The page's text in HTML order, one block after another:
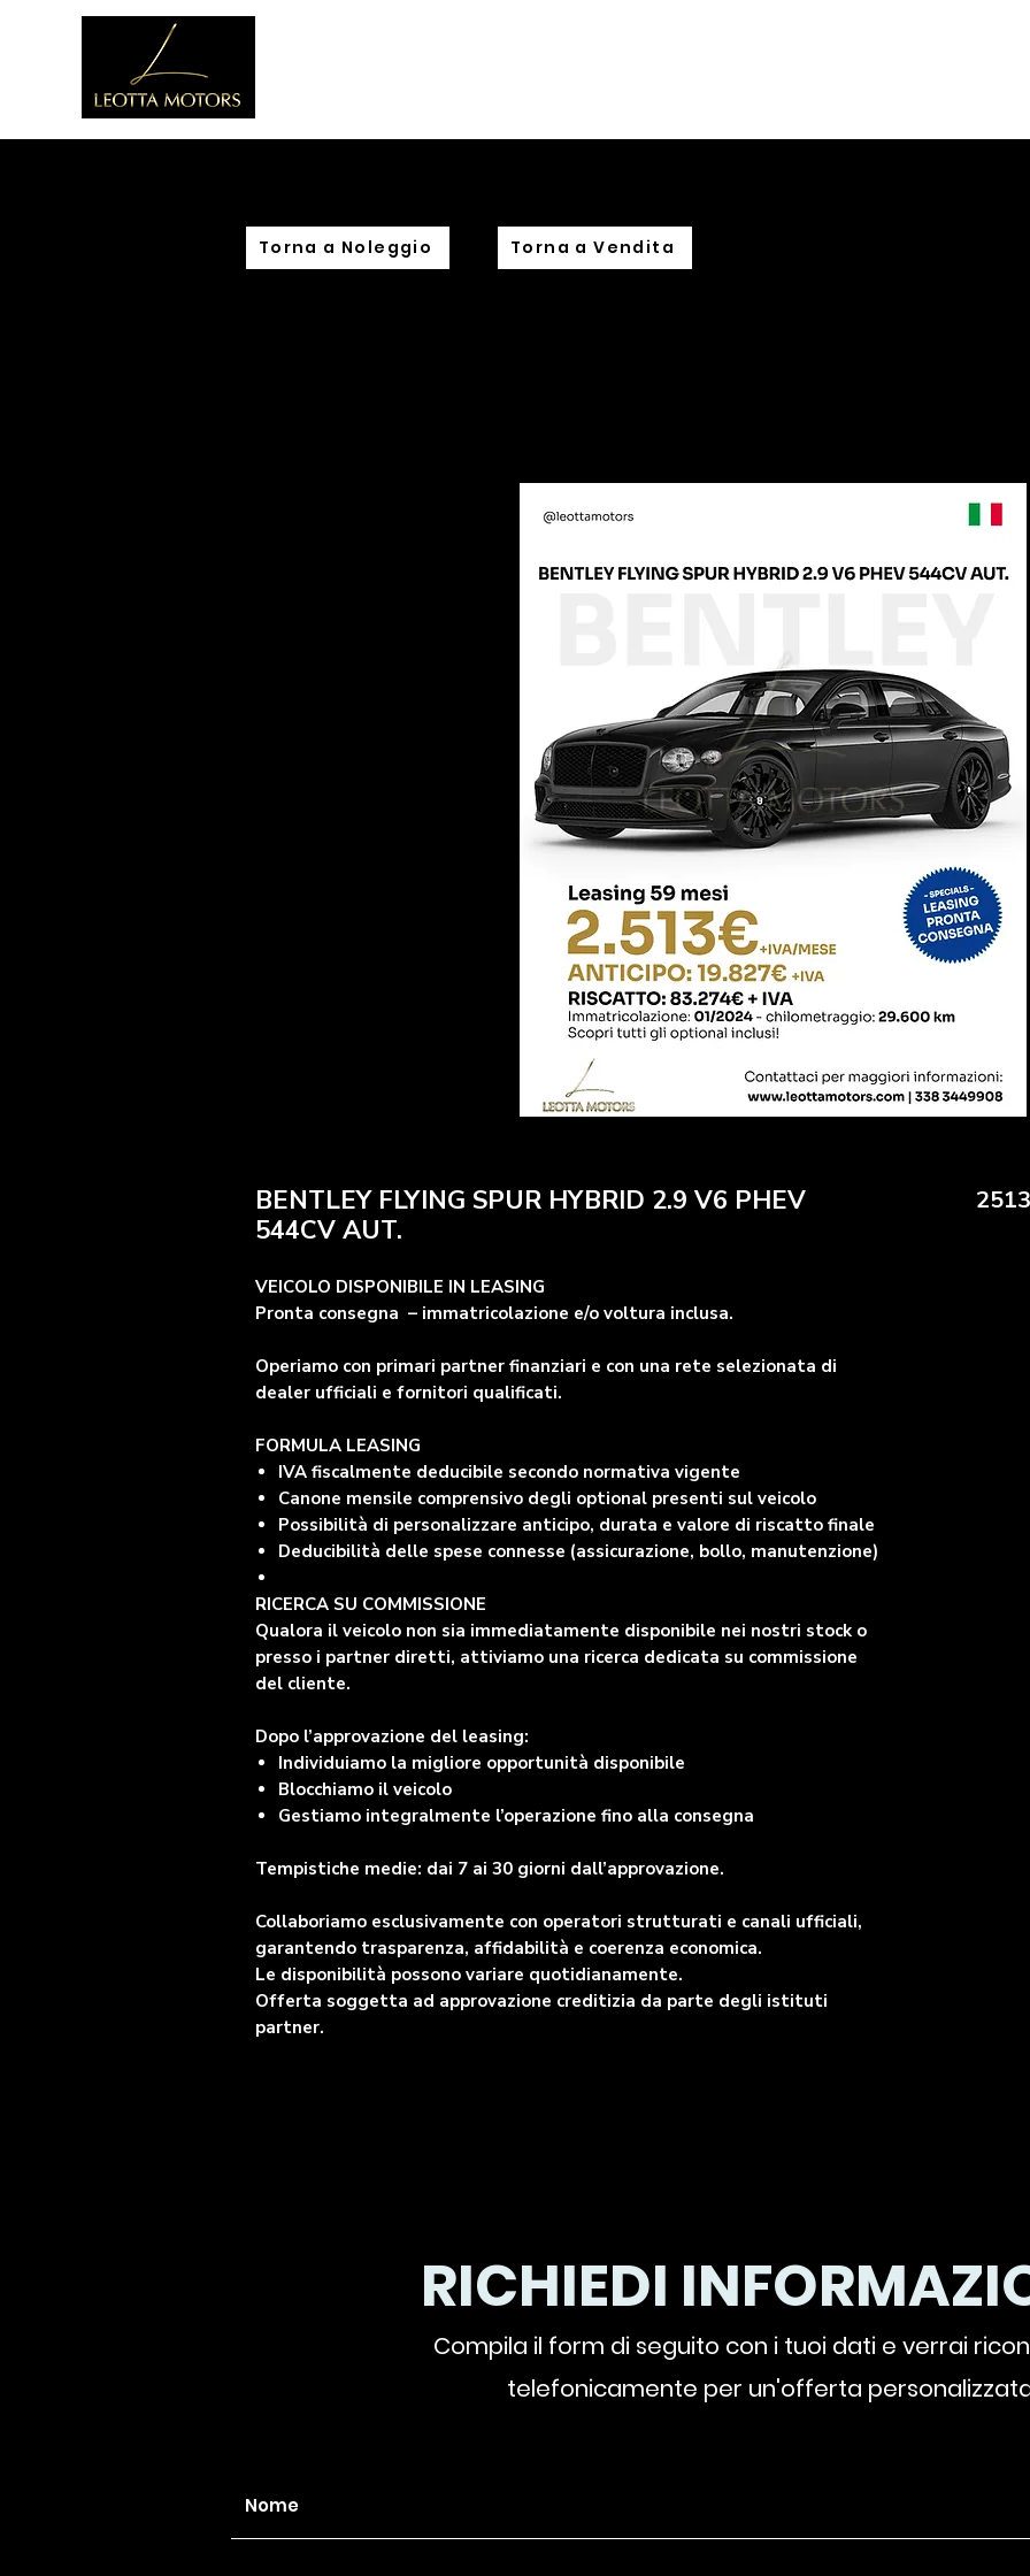
Torna a Noleggio Torna a Vendita
BENTLEY FLYING SPUR HYBRID 2.9 V6 PHEV
544CV AUT.
VEICOLO DISPONIBILE IN LEASING
Pronta consegna – immatricolazione e/o voltura inclusa.
Operiamo con primari partner finanziari e con una rete selezionata di
dealer ufficiali e fornitori qualificati.
FORMULA LEASING
IVA fiscalmente deducibile secondo normativa vigente
Canone mensile comprensivo degli optional presenti sul veicolo
Possibilità di personalizzare anticipo, durata e valore di riscatto finale
Deducibilità delle spese connesse (assicurazione, bollo, manutenzione)
RICERCA SU COMMISSIONE
Qualora il veicolo non sia immediatamente disponibile nei nostri stock o
presso i partner diretti, attiviamo una ricerca dedicata su commissione
del cliente.
Dopo l’approvazione del leasing:
Individuiamo la migliore opportunità disponibile
Blocchiamo il veicolo
Gestiamo integralmente l’operazione fino alla consegna
Tempistiche medie: dai 7 ai 30 giorni dall’approvazione.
Collaboriamo esclusivamente con operatori strutturati e canali ufficiali,
garantendo trasparenza, affidabilità e coerenza economica.
Le disponibilità possono variare quotidianamente.
Offerta soggetta ad approvazione creditizia da parte degli istituti
partner.
RICHIEDI
Compila il form di seguito con i tuoi dati e verrai
telefonicamente per un'offerta